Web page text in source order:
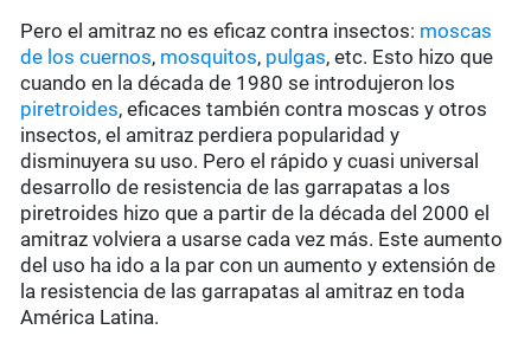
Pero el amitraz no es eficaz contra insectos: moscas
de los cuernos, mosquitos, pulgas, etc. Esto hizo que
cuando en la década de 1980 se introdujeron los
piretroides, eficaces también contra moscas y otros
insectos, el amitraz perdiera popularidad y
disminuyera su uso. Pero el rápido y cuasi universal
desarrollo de resistencia de las garrapatas a los
piretroides hizo que a partir de la década del 2000 el
amitraz volviera a usarse cada vez más. Este aumento
del uso ha ido a la par con un aumento y extensión de
la resistencia de las garrapatas al amitraz en toda
América Latina.